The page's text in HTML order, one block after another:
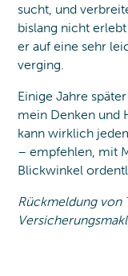
sucht, und
bislang nicht
er auf eine sehr
verging.
Einige Jahre
mein Denken und
kann wirklich
– empfehlen, mit
Blickwinkel
Rückmeldung von